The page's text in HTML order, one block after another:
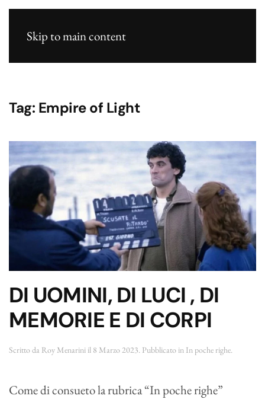
Skip to main content
Tag: Empire of Light
DI UOMINI, DI LUCI , DI
MEMORIE E DI CORPI
Scritto da Roy Menarini il 8 Marzo 2023. Pubblicato in In poche righe.
Come di consueto la rubrica “In poche righe”